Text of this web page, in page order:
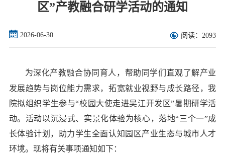
区”产教融合研学活动的通知
2026-06-30 阅读：2093
为深化产教融合协同育人，帮助同学们直观了解产业
发展趋势与岗位能力需求，拓宽就业视野与成长路径，我
院拟组织学生参与“校园大使走进吴江开发区”暑期研学活
动。活动以沉浸式、实景化体验为核心，落地“三个一”成
长体验计划，助力学生全面认知园区产业生态与城市人才
环境。现将有关事项通知如下：